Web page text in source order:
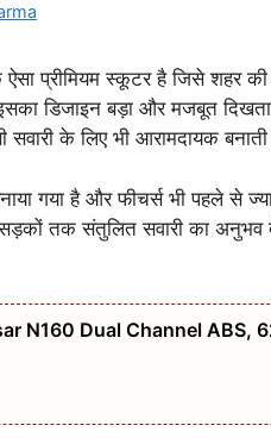
प्रीमियम स्कूटर है जिसे शहर
डिजाइन बड़ा और मजबूत
सवारी के लिए भी आरामदायक
गया है और फीचर्स भी पहले
तक संतुलित सवारी का अनुभव
N160 Dual Channel ABS,